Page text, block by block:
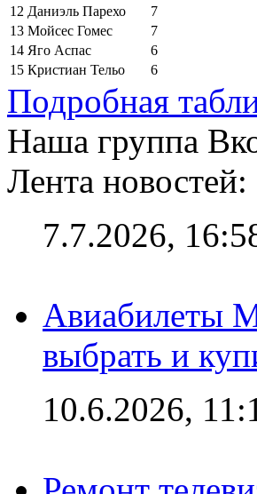
12 Даниэль Парехо
7
13 Мойсес Гомес
7
14 Яго Аспас
6
15 Кристиан Тельо 6
Подробная
Наша группа
Лента новостей:
7.7.2026,
Авиабилеты
выбрать и
10.6.2026,